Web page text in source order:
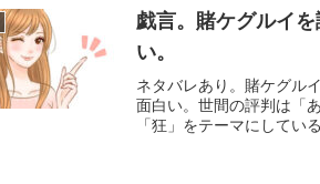
戯言。賭ケグルイ
い。
ネタバレあり。賭ケグル
面白い。世間の評判は「
「狂」をテーマにしてい